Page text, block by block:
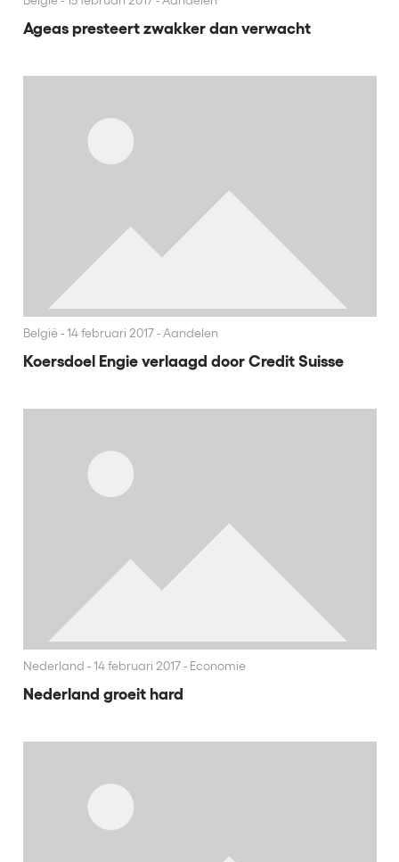
Ageas presteert zwakker dan verwacht
België 14 februari 2017 - Aandelen
Koersdoel Engie verlaagd door Credit Suisse
Nederland 14 februari 2017 - Economie
Nederland groeit hard